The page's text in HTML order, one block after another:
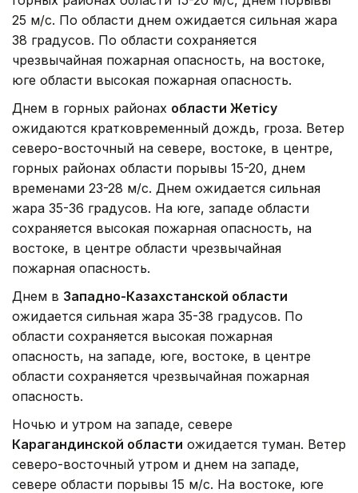
25 м/с. По области днем ожидается сильная жара
38 градусов. По области сохраняется
чрезвычайная пожарная опасность, на востоке,
юге области высокая пожарная опасность.
Днем в горных районах области Жетісу
ожидаются кратковременный дождь, гроза. Ветер
северо-восточный на севере, востоке, в центре,
горных районах области порывы 15-20, днем
временами 23-28 м/с. Днем ожидается сильная
жара 35-36 градусов. На юге, западе области
сохраняется высокая пожарная опасность, на
востоке, в центре области чрезвычайная
пожарная опасность.
Днем в Западно-Казахстанской области
ожидается сильная жара 35-38 градусов. По
области сохраняется высокая пожарная
опасность, на западе, юге, востоке, в центре
области сохраняется чрезвычайная пожарная
опасность.
Ночью и утром на западе, севере
Карагандинской области ожидается туман. Ветер
северо-восточный утром и днем на западе,
севере области порывы 15 м/с. На востоке, юге